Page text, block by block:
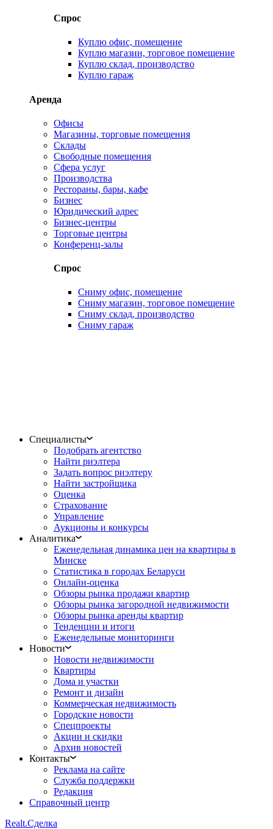
Спрос
Куплю офис, помещение
Куплю магазин, торговое помещение
Куплю склад, производство
Куплю гараж
Аренда
Офисы
Магазины, торговые помещения
Склады
Свободные помещения
Сфера услуг
Производства
Рестораны, бары, кафе
Бизнес
Юридический адрес
Бизнес-центры
Торговые центры
Конференц-залы
Спрос
Сниму офис, помещение
Сниму магазин, торговое помещение
Сниму склад, производство
Сниму гараж
Специалисты
Подобрать агентство
Найти риэлтера
Задать вопрос риэлтеру
Найти застройщика
Оценка
Страхование
Управление
Аукционы и конкурсы
Аналитика
Еженедельная динамика цен на квартиры в
Минске
Статистика в городах Беларуси
Онлайн-оценка
Обзоры рынка продажи квартир
Обзоры рынка загородной недвижимости
Обзоры рынка аренды квартир
Тенденции и итоги
Еженедельные мониторинги
Новости
Новости недвижимости
Квартиры
Дома и участки
Ремонт и дизайн
Коммерческая недвижимость
Городские новости
Спецпроекты
Акции и скидки
Архив новостей
Контакты
Реклама на сайте
Служба поддержки
Редакция
Справочный центр
Realt.Сделка